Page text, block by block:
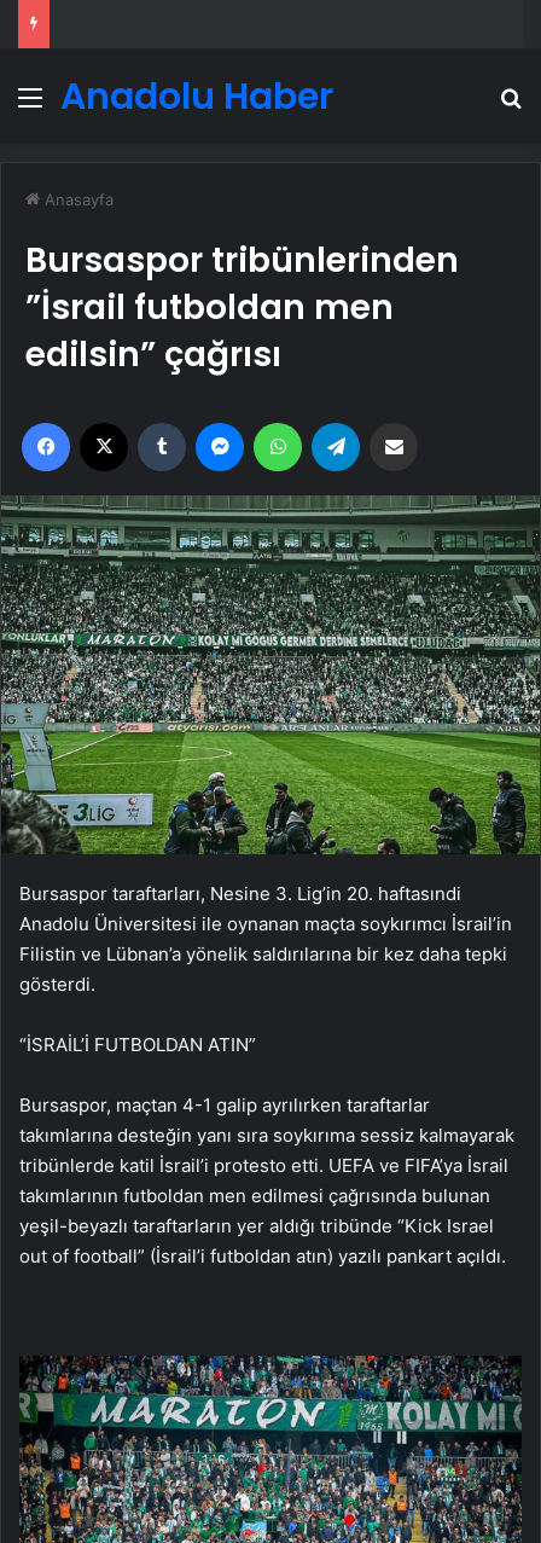
Menü
Anadolu Haber
Anasayfa
Bursaspor tribünlerinden
”İsrail futboldan men
edilsin” çağrısı
Facebook Tumblr MessengerWhatsApp
Bursaspor taraftarları, Nesine 3. Lig’in 20. haftasındi
Anadolu Üniversitesi ile oynanan maçta soykırımcı İsrail’in
Filistin ve Lübnan’a yönelik saldırılarına bir kez daha tepki
gösterdi.
“İSRAİL’İ FUTBOLDAN ATIN”
Bursaspor, maçtan 4-1 galip ayrılırken taraftarlar
takımlarına desteğin yanı sıra soykırıma sessiz kalmayarak
tribünlerde katil İsrail’i protesto etti. UEFA ve FIFA’ya İsrail
takımlarının futboldan men edilmesi çağrısında bulunan
yeşil-beyazlı taraftarların yer aldığı tribünde “Kick Israel
out of football” (İsrail’i futboldan atın) yazılı pankart açıldı.